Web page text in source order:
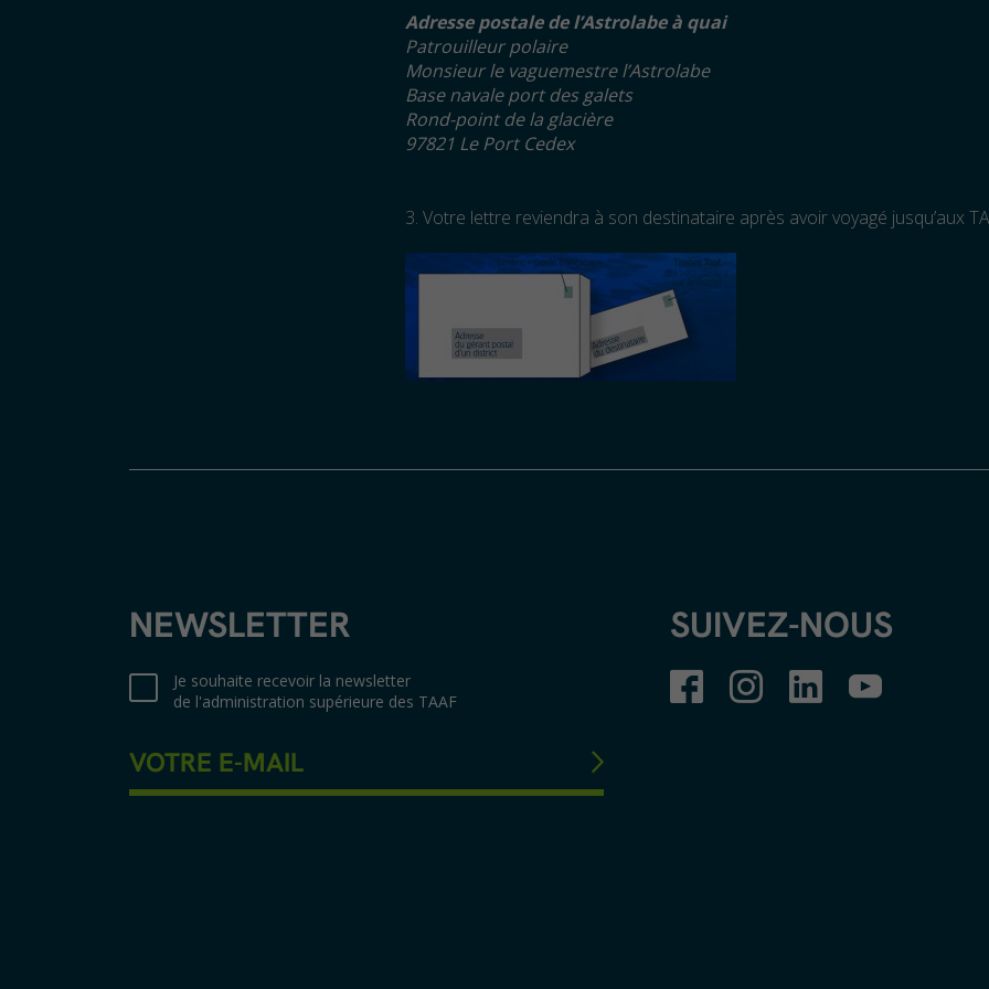
Adresse postale de l’Astrolabe à quai
Patrouilleur polaire
Monsieur le vaguemestre l’Astrolabe
Base navale port des galets
Rond-point de la glacière
97821 Le Port Cedex
3. Votre lettre reviendra à son destinataire après avoir voyagé jusqu’aux
NEWSLETTER
Je souhaite recevoir la newsletter
de l'administration supérieure des TAAF
SUIVEZ-NOUS